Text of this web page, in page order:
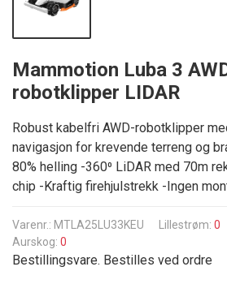
Mammotion Luba 3
robotklipper LIDAR
Robust kabelfri AWD-robotklipper
navigasjon for krevende terreng og
80% helling -360⁰ LiDAR med 70m
chip -Kraftig firehjulstrekk -Ingen
Varenr.: MTLA25LU33KEU Lillestrøm: 0
Aurskog: 0
Bestillingsvare. Bestilles ved ordre